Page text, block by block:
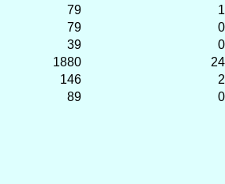
79 1
79 0
39 0
1880 24
146 2
89 0